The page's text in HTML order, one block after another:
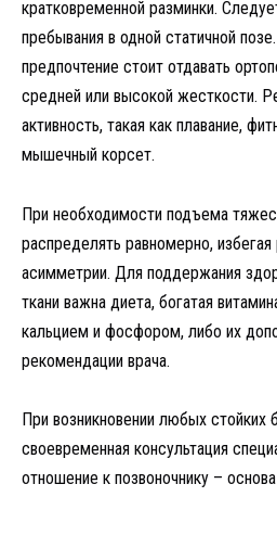
кратковременной разминки.
пребывания в одной статичной
предпочтение стоит отдавать
средней или высокой жесткости.
активность, такая как плавание,
мышечный корсет.
При необходимости подъема
распределять равномерно,
асимметрии. Для поддержания
ткани важна диета, богатая
кальцием и фосфором, либо их
рекомендации врача.
При возникновении любых стойких
своевременная консультация
отношение к позвоночнику –